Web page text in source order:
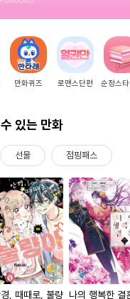
만화퀴즈 로맨스단편 순정스
있는 만화
선물 점핑패스
, 때때로, 불량 나의 행복한 결